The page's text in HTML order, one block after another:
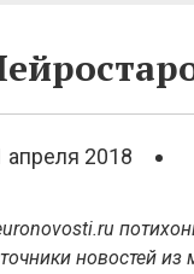
апреля 2018
новостей